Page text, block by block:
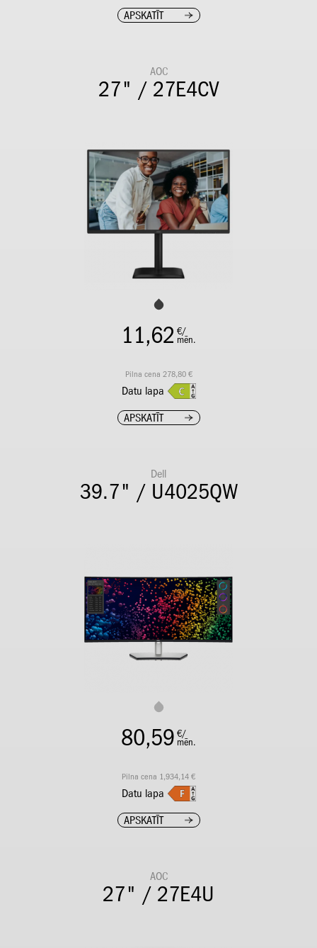
APSKATĪT
AOC
27" / 27E4CV
11,62 €/
mēn.
Pilna cena 278,80 €
Datu lapa
APSKATĪT
Dell
39.7" / U4025QW
80,59 €/
mēn.
Pilna cena 1,934,14 €
Datu lapa
APSKATĪT
AOC
27" / 27E4U